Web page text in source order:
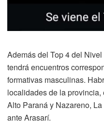
Además del Top 4 del
tendrá encuentros
formativas masculinas.
localidades de la
Alto Paraná y Nazareno,
ante Arasarí.